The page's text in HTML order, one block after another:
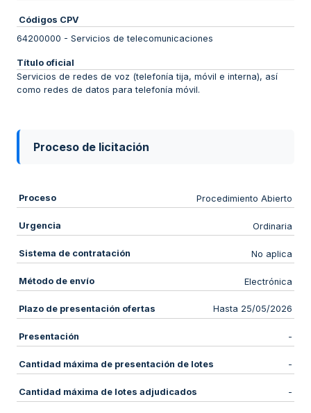
Códigos CPV
64200000 - Servicios de telecomunicaciones
Título oficial
Servicios de redes de voz (telefonía tija, móvil e interna), así
como redes de datos para telefonía móvil.
Proceso de licitación
Proceso Procedimiento Abierto
Urgencia Ordinaria
Sistema de contratación No aplica
Método de envío Electrónica
Plazo de presentación ofertas Hasta 25/05/2026
Presentación -
Cantidad máxima de presentación de lotes -
Cantidad máxima de lotes adjudicados -